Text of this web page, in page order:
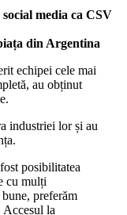
media ca CSV
din Argentina
echipei cele mai
au obținut
industriei lor și au
posibilitatea
cu mulți
preferăm
Accesul la